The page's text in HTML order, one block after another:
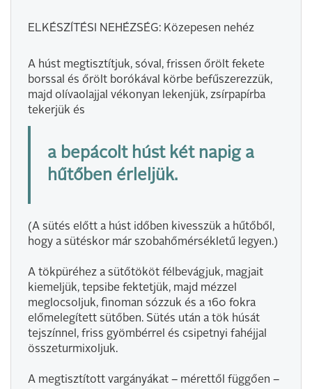
ELKÉSZÍTÉSI NEHÉZSÉG: Közepesen nehéz
A húst megtisztítjuk, sóval, frissen őrölt fekete
borssal és őrölt borókával körbe befűszerezzük,
majd olívaolajjal vékonyan lekenjük, zsírpapírba
tekerjük és
a bepácolt húst két napig a
hűtőben érleljük.
(A sütés előtt a húst időben kivesszük a hűtőből,
hogy a sütéskor már szobahőmérsékletű legyen.)
A tökpüréhez a sütőtököt félbevágjuk, magjait
kiemeljük, tepsibe fektetjük, majd mézzel
meglocsoljuk, finoman sózzuk és a 160 fokra
előmelegített sütőben. Sütés után a tök húsát
tejszínnel, friss gyömbérrel és csipetnyi fahéjjal
összeturmixoljuk.
A megtisztított vargányákat – mérettől függően –